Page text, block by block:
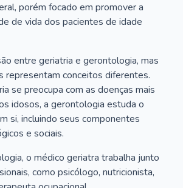
porém focado em promover a
de vida dos pacientes de idade
entre geriatria e gerontologia, mas
representam conceitos diferentes.
se preocupa com as doenças mais
idosos, a gerontologia estuda o
si, incluindo seus componentes
e sociais.
o médico geriatra trabalha junto
como psicólogo, nutricionista,